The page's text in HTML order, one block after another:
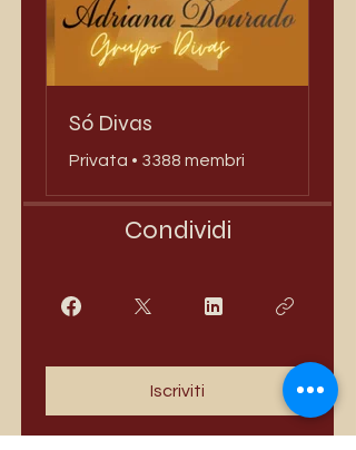
Só Divas
Privata • 3388 membri
Condividi
Iscriviti